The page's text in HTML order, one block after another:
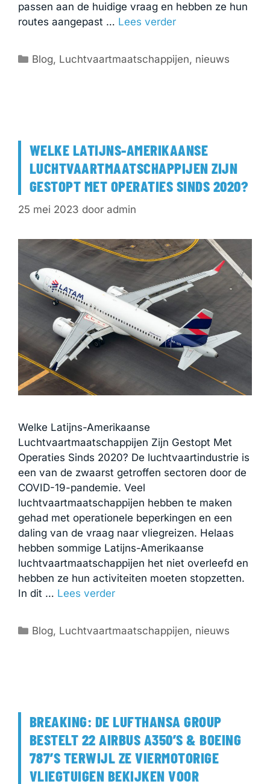
passen aan de huidige vraag en hebben ze hun
routes aangepast … Lees verder
Categorieën
Blog, Luchtvaartmaatschappijen, nieuws
WELKE LATIJNS-AMERIKAANSE
LUCHTVAARTMAATSCHAPPIJEN ZIJN
GESTOPT MET OPERATIES SINDS 2020?
25 mei 2023 door admin
Welke Latijns-Amerikaanse
Luchtvaartmaatschappijen Zijn Gestopt Met
Operaties Sinds 2020? De luchtvaartindustrie is
een van de zwaarst getroffen sectoren door de
COVID-19-pandemie. Veel
luchtvaartmaatschappijen hebben te maken
gehad met operationele beperkingen en een
daling van de vraag naar vliegreizen. Helaas
hebben sommige Latijns-Amerikaanse
luchtvaartmaatschappijen het niet overleefd en
hebben ze hun activiteiten moeten stopzetten.
In dit … Lees verder
Categorieën
Blog, Luchtvaartmaatschappijen, nieuws
BREAKING: DE LUFTHANSA GROUP
BESTELT 22 AIRBUS A350’S & BOEING
787’S TERWIJL ZE VIERMOTORIGE
VLIEGTUIGEN BEKIJKEN VOOR